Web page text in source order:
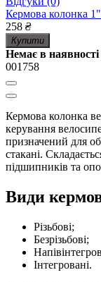
Кермова колонка
258 ₴
Купити
Немає в наявності
001758
Кермова колонка
керування
призначений для
стакані.
підшипників та
Види
Різьбові;
Безрізьбові;
Інтегровані.